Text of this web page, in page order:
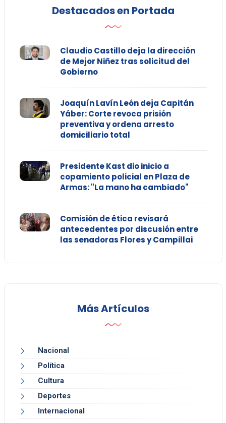
Destacados en Portada
Claudio Castillo deja la dirección
de Mejor Niñez tras solicitud del
Gobierno
Joaquín Lavín León deja Capitán
Yáber: Corte revoca prisión
preventiva y ordena arresto
domiciliario total
Presidente Kast dio inicio a
copamiento policial en Plaza de
Armas: "La mano ha cambiado"
Comisión de ética revisará
antecedentes por discusión entre
las senadoras Flores y Campillai
Más Artículos
Nacional
Política
Cultura
Deportes
Internacional